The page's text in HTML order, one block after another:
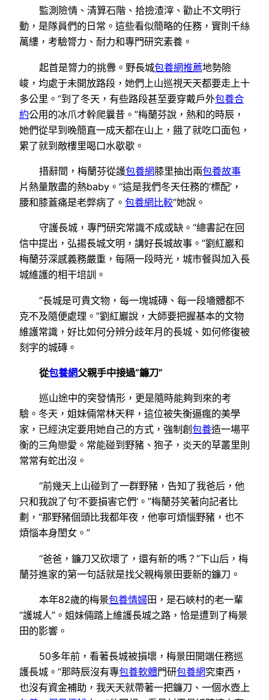
監測險情、清算石階、拾撿渣滓、勸止不文明行
動，是隊員們的日常。這些看似簡略的任務，實則千絲
萬縷，考驗膂力、耐力和專門研究素養。
起首是膂力的挑釁。野長城包養網推薦地勢險
峻，均處于未開放路段，她們上山巡視天天都要走上十
多公里。“到了冬天，有些路段甚至要穿戴戶外包養合
約公用的冰爪才幹爬曩昔。”梅蘭芬說，熱和的時辰，
她們從早到晚簡直一成天都在山上，餓了就吃口面包，
累了就到敵樓里喝口水歇歇。
措辭間，梅蘭芬從護包養網膝里抽出兩包養故事
片熱量散盡的熱baby。“這是我們冬天任務的‘標配’，
腰和膝蓋痛是老弊病了。 包養網比較”她說。
守護長城，專門研究常識不成或缺。“總書記在回
信中提出，弘揚長城文明，講好長城故事。”劉紅巖和
梅蘭芬深感義務嚴重，每隔一段時光，城市餐與加入長
城維護的相干培訓。
“長城是可貴文物，每一塊城磚、每一段墻體都不
克不及隨便處理。”劉紅巖說，大師要把握基本的文物
維護常識，好比如何分辨分歧年月的長城、如何修復被
刻字的城磚。
從包養網父親手中接過“鐮刀”
巡山途中的突發情形，更是隨時能夠到來的考
驗。冬天，姐妹倆常林天秤，這位被失衡逼瘋的美學
家，已經決定要用她自己的方式，強制創 包養造一場平
衡的三角戀愛。常能碰到野豬、狍子，炎天的草叢里則
常常有蛇出沒。
“前幾天上山碰到了一群野豬，告知了我爸后，他
只和我說了句‘不要損害它們’。”梅蘭芬笑著向記者比
劃，“那野豬個頭比我都年夜，他寧可煩惱野豬，也不
煩惱本身閨女。”
“爸爸，鐮刀又砍壞了，還有新的嗎？”下山后，梅
蘭芬進家的第一句話就是找父親梅景田要新的鐮刀。
本年82歲的梅景包養情婦田，是石峽村的老一輩
“護城人”。姐妹倆踏上維護長城之路，恰是遭到了梅景
田的影響。
50多年前，看著長城被損壞，梅景田開端任務巡
護長城。“那時辰沒有專包養軟體門研包養網究東西，
也沒有資金補助，我天天就帶著一把鐮刀、一個水壺上